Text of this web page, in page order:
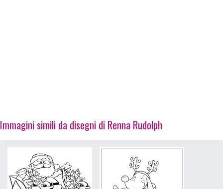
Immagini simili da disegni di Renna Rudolph